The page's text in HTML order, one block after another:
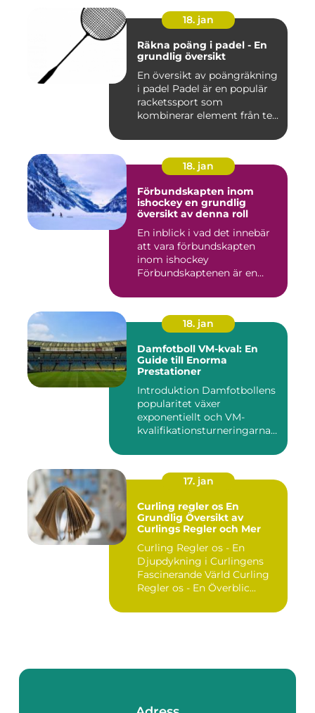
18. jan
Räkna poäng i padel - En
grundlig översikt
En översikt av poängräkning
i padel Padel är en populär
racketssport som
kombinerar element från te...
18. jan
Förbundskapten inom
ishockey en grundlig
översikt av denna roll
En inblick i vad det innebär
att vara förbundskapten
inom ishockey
Förbundskaptenen är en
18. jan
Damfotboll VM-kval: En
Guide till Enorma
Prestationer
Introduktion Damfotbollens
popularitet växer
exponentiellt och VM-
kvalifikationsturneringarna
17. jan
Curling regler os En
Grundlig Översikt av
Curlings Regler och Mer
Curling Regler os - En
Djupdykning i Curlingens
Fascinerande Värld Curling
Regler os - En Överblic...